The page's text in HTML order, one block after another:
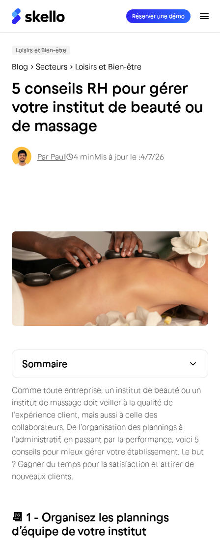
Réserver une démo
Loisirs et Bien-être
Blog Secteurs Loisirs et Bien-être
5 conseils RH pour gérer
votre institut de beauté ou
de massage
Par Paul 4 minMis à jour le :4/7/26
Comme toute entreprise, un institut de beauté ou un
institut de massage doit veiller à la qualité de
l’expérience client, mais aussi à celle des
collaborateurs. De l’organisation des plannings à
l’administratif, en passant par la performance, voici 5
conseils pour mieux gérer votre établissement. Le but
? Gagner du temps pour la satisfaction et attirer de
nouveaux clients.
📆 1 - Organisez les plannings
d’équipe de votre institut
Sommaire
l'administratif de votre institut
esthéticiennes
institut de beauté incontournable !